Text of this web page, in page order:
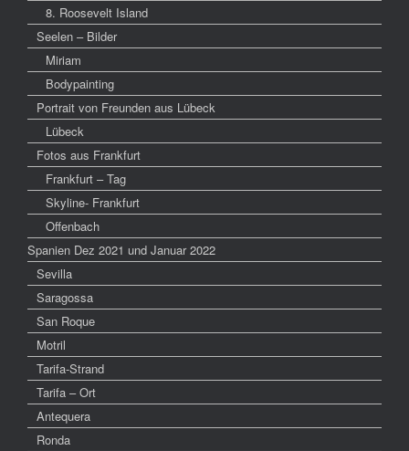
8. Roosevelt Island
Seelen – Bilder
Miriam
Bodypainting
Portrait von Freunden aus Lübeck
Lübeck
Fotos aus Frankfurt
Frankfurt – Tag
Skyline- Frankfurt
Offenbach
Spanien Dez 2021 und Januar 2022
Sevilla
Saragossa
San Roque
Motril
Tarifa-Strand
Tarifa – Ort
Antequera
Ronda